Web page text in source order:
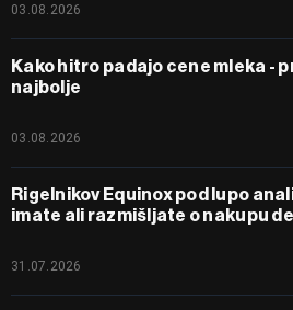
03.08.2026
Kako hitro padajo cene mleka -
najbolje
03.08.2026
Rigelnikov Equinox pod lupo
imate ali razmišljate o nakupu
31.07.2026